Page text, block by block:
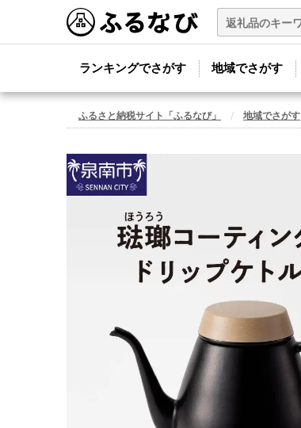
ランキングでさがす 地域でさがす
ふるさと納税サイト「ふるなび」 地域でさがす